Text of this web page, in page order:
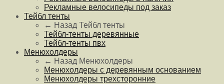
Рекламные велосипеды под заказ
Тейбл тенты
← Назад Тейбл тенты
Тейбл-тенты деревянные
Тейбл-тенты пвх
Менюхолдеры
← Назад Менюхолдеры
Менюхолдеры с деревянным основанием
Менюхолдеры трехсторонние